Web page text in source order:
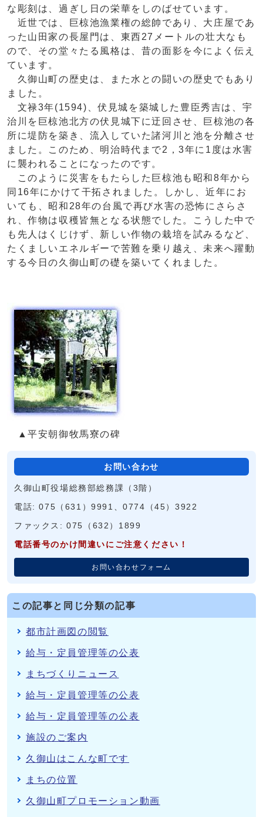
な彫刻は、過ぎし日の栄華をしのばせています。
近世では、巨椋池漁業権の総帥であり、大庄屋であ
った山田家の長屋門は、東西27メートルの壮大なも
ので、その堂々たる風格は、昔の面影を今によく伝え
ています。
久御山町の歴史は、また水との闘いの歴史でもあり
ました。
文禄3年(1594)、伏見城を築城した豊臣秀吉は、宇
治川を巨椋池北方の伏見城下に迂回させ、巨椋池の各
所に堤防を築き、流入していた諸河川と池を分離させ
ました。このため、明治時代まで2，3年に1度は水害
に襲われることになったのです。
このように災害をもたらした巨椋池も昭和8年から
同16年にかけて干拓されました。しかし、近年にお
いても、昭和28年の台風で再び水害の恐怖にさらさ
れ、作物は収穫皆無となる状態でした。こうした中で
も先人はくじけず、新しい作物の栽培を試みるなど、
たくましいエネルギーで苦難を乗り越え、未来へ躍動
する今日の久御山町の礎を築いてくれました。
▲平安朝御牧馬寮の碑
お問い合わせ
久御山町役場総務部総務課（3階）
電話: 075（631）9991、0774（45）3922
ファックス: 075（632）1899
電話番号のかけ間違いにご注意ください！
お問い合わせフォーム
この記事と同じ分類の記事
都市計画図の閲覧
給与・定員管理等の公表
まちづくりニュース
給与・定員管理等の公表
給与・定員管理等の公表
施設のご案内
久御山はこんな町です
まちの位置
久御山町プロモーション動画